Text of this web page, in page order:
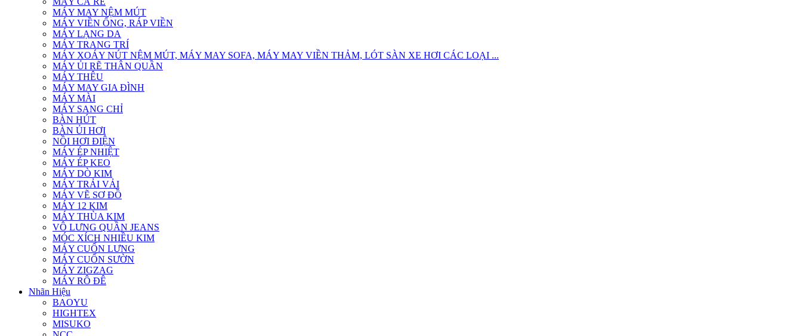
MÁY MAY NỆM MÚT
MÁY VIỀN ỐNG, RÁP VIỀN
MÁY LẠNG DA
MÁY TRANG TRÍ
MÁY XOÁY NÚT NỆM MÚT, MÁY MAY SOFA, MÁY MAY VIỀN THẢM, LÓT SÀN XE HƠI CÁC LOẠI ...
MÁY ỦI RẼ THÂN QUẦN
MÁY THÊU
MÁY MAY GIA ĐÌNH
MÁY MÀI
MÁY SANG CHỈ
BÀN HÚT
BÀN ỦI HƠI
NỒI HƠI ĐIỆN
MÁY ÉP NHIỆT
MÁY ÉP KEO
MÁY DÒ KIM
MÁY TRẢI VẢI
MÁY VẼ SƠ ĐỒ
MÁY 12 KIM
MÁY THÙA KIM
VÔ LƯNG QUẦN JEANS
MÓC XÍCH NHIỀU KIM
MÁY CUỐN LƯNG
MÁY CUỐN SƯỜN
MÁY ZIGZAG
MÁY RÔ ĐÊ
Nhãn Hiệu
BAOYU
HIGHTEX
MISUKO